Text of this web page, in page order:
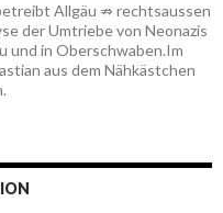
Allgäu ⇏ rechtsaussen
der Umtriebe von Neonazis
und in Oberschwaben.Im
aus dem Nähkästchen